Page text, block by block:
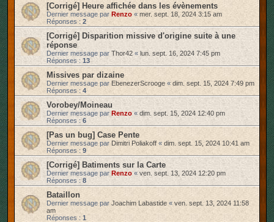
[Corrigé] Heure affichée dans les évènements
Dernier message par Renzo «mer. sept. 18, 2024 3:15 am
Réponses : 2
[Corrigé] Disparition missive d'origine suite à une
réponse
Dernier message par Thor42« lun. sept. 16, 2024 7:45 pm
Réponses : 13
Missives par dizaine
Dernier message par EbenezerScrooge «dim. sept. 15, 2024 7:49 pm
Réponses : 4
Vorobey/Moineau
Dernier message parRenzo « dim. sept. 15, 2024 12:40 pm
Réponses : 6
[Pas un bug] Case Pente
Dernier message par Dimitri Poliakoff«dim. sept. 15, 2024 10:41 am
Réponses : 9
[Corrigé] Batiments sur la Carte
Dernier message parRenzo « ven. sept. 13, 2024 12:20 pm
Réponses : 8
Bataillon
Dernier message par Joachim Labastide « ven. sept. 13, 2024 11:58
am
Réponses : 1